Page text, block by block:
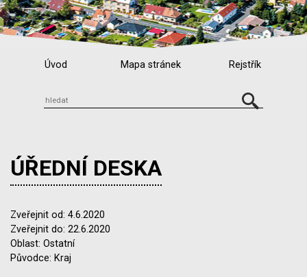
Úvod Mapa stránek Rejstřík
ÚŘEDNÍ DESKA
Zveřejnit od: 4.6.2020
Zveřejnit do: 22.6.2020
Oblast: Ostatní
Původce: Kraj